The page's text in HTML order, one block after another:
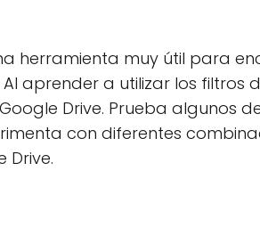
herramienta muy útil para
aprender a utilizar los filtros
Drive. Prueba algunos
con diferentes
Drive.